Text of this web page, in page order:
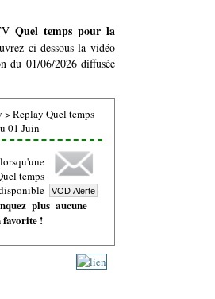
Quel temps pour la
ci-dessous la vidéo
du 01/06/2026 diffusée
>Replay Quel temps
01 Juin
temps
plus aucune
favorite !